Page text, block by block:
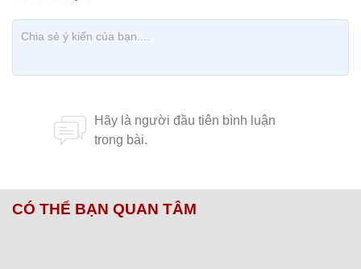
CÓ THỂ BẠN QUAN TÂM